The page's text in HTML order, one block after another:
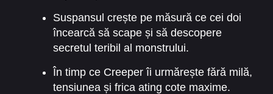
Suspansul crește pe măsură ce cei doi
încearcă să scape și să descopere
secretul teribil al monstrului.
În timp ce Creeper îi urmărește fără milă,
tensiunea și frica ating cote maxime.